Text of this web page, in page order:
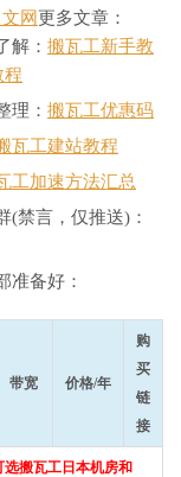
网 更多文章：
解： 搬瓦工新手教
程
理： 搬瓦工优惠码
瓦工建站教程
工加速方法汇总
(禁言，仅推送)：
准备好：
带宽 价格/年
购
买
链
接
搬瓦工日本机房和